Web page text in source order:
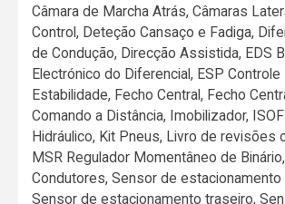
Câmara de Marcha Atrás, Câmaras
Control, Deteção Cansaço e Fadiga,
de Condução, Direcção Assistida, EDS
Electrónico do Diferencial, ESP
Estabilidade, Fecho Central, Fecho
Comando a Distância, Imobilizador,
Hidráulico, Kit Pneus, Livro de revisões
MSR Regulador Momentâneo de
Condutores, Sensor de estacionamento
Sensor de estacionamento traseiro,